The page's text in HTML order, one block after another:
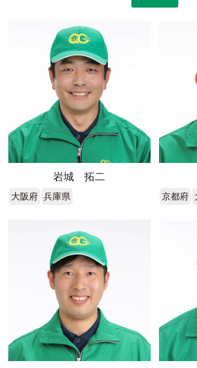
岩城 拓二
大阪府 兵庫県 京都府